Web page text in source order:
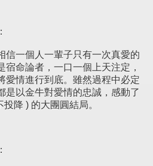
信一個人一輩子只有一次真愛的
命論者，一口一個上天注定，
愛情進行到底。雖然過程中必定
是以金牛對愛情的忠誠，感動了
降 ) 的大團圓結局。